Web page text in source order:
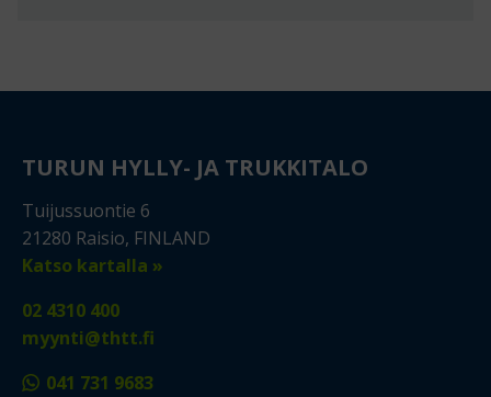
TURUN HYLLY- JA TRUKKITALO
Tuijussuontie 6
21280 Raisio, FINLAND
Katso kartalla »
02 4310 400
myynti@thtt.fi
041 731 9683